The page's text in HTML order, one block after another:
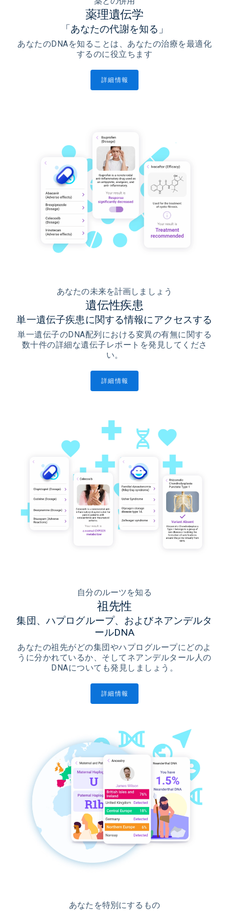
薬理遺伝学
「あなたの代謝を知る」
あなたのDNAを知ることは、あなたの治療を最適化
するのに役立ちます
詳細情報
あなたの未来を計画しましょう
遺伝性疾患
単一遺伝子疾患に関する情報にアクセスする
単一遺伝子のDNA配列における変異の有無に関する
数十件の詳細な遺伝子レポートを発見してくださ
い。
詳細情報
自分のルーツを知る
祖先性
集団、ハプログループ、およびネアンデルタ
ールDNA
あなたの祖先がどの集団やハプログループにどのよ
うに分かれているか、そしてネアンデルタール人の
DNAについても発見しましょう。
詳細情報
あなたを特別にするもの